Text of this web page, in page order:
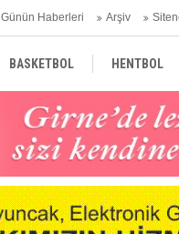
Günün Haberleri Arşiv
BASKETBOL HENTBOL
AVRUPA DÜNYA